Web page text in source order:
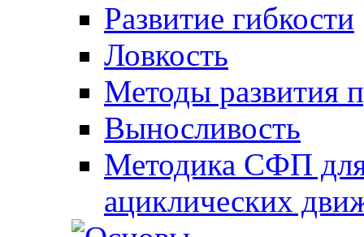
Развитие гибкости
Ловкость
Методы развития
Выносливость
Методика СФП для
ациклических